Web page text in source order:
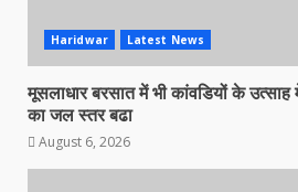
Haridwar Latest News
मूसलाधार बरसात में भी कांवडियों के उत्साह
का जल स्तर बढा
August 6, 2026